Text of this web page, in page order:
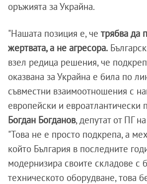
оръжията за Украйна.
"Нашата позиция е, че трябва да
жертвата, а не агресора.
взел редица решения, че
оказвана за Украйна е била по
съвместни взаимоотношения с
европейски и евроатлантически
Богдан Богданов, депутат от ПГ
"Това не е просто подкрепа, а
който България в последните
модернизира своите складове с
техническото оборудване, това